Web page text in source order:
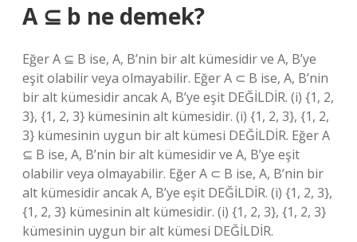
A ⊆ b ne demek?
Eğer A ⊆ B ise, A, B’nin bir alt kümesidir ve A, B’ye
eşit olabilir veya olmayabilir. Eğer A ⊂ B ise, A, B’nin
bir alt kümesidir ancak A, B’ye eşit DEĞİLDİR. (i) {1, 2,
3}, {1, 2, 3} kümesinin alt kümesidir. (i) {1, 2, 3}, {1, 2,
3} kümesinin uygun bir alt kümesi DEĞİLDİR. Eğer A
⊆ B ise, A, B’nin bir alt kümesidir ve A, B’ye eşit
olabilir veya olmayabilir. Eğer A ⊂ B ise, A, B’nin bir
alt kümesidir ancak A, B’ye eşit DEĞİLDİR. (i) {1, 2, 3},
{1, 2, 3} kümesinin alt kümesidir. (i) {1, 2, 3}, {1, 2, 3}
kümesinin uygun bir alt kümesi DEĞİLDİR.